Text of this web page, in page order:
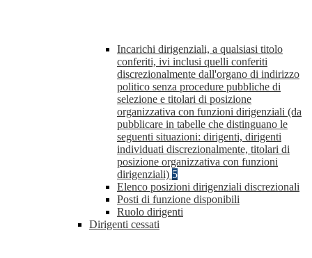
Incarichi dirigenziali, a qualsiasi titolo
conferiti, ivi inclusi quelli conferiti
discrezionalmente dall'organo di indirizzo
politico senza procedure pubbliche di
selezione e titolari di posizione
organizzativa con funzioni dirigenziali (da
pubblicare in tabelle che distinguano le
seguenti situazioni: dirigenti, dirigenti
individuati discrezionalmente, titolari di
posizione organizzativa con funzioni
dirigenziali) 5
Elenco posizioni dirigenziali discrezionali
Posti di funzione disponibili
Ruolo dirigenti
Dirigenti cessati